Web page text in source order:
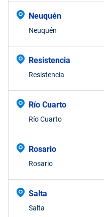
Neuquén
Neuquén
Resistencia
Resistencia
Río Cuarto
Río Cuarto
Rosario
Rosario
Salta
Salta